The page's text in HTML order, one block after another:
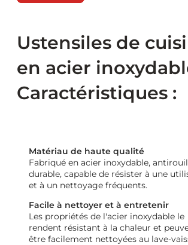
Ustensiles de
en acier
Caractéristiques :
Matériau de haute qualité
Fabriqué en acier inoxydable,
durable, capable de résister à une
et à un nettoyage fréquents.
Facile à nettoyer et à entretenir
Les propriétés de l'acier inoxydable le
rendent résistant à la chaleur et
être facilement nettoyées au lave-